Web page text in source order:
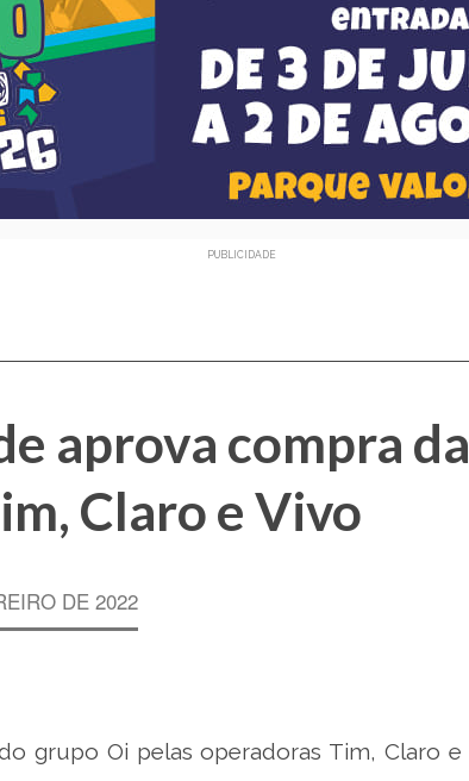
PUBLICIDADE
aprova compra da
Claro e Vivo
DE 2022
grupo Oi pelas operadoras Tim, Claro e